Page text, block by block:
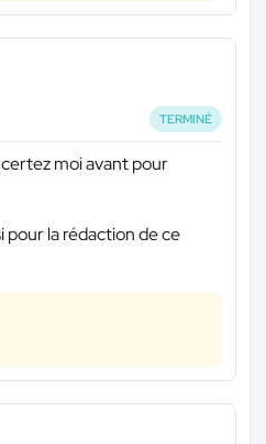
TERMINÉ
moi avant pour
pour la rédaction de ce